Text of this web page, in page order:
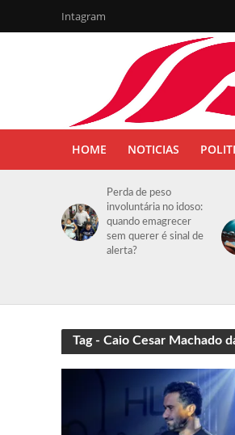
Intagram
HOME NOTICIAS
Perda de peso
involuntária no idoso:
quando emagrecer
sem querer é sinal de
alerta?
Tag - Caio Cesar Machado